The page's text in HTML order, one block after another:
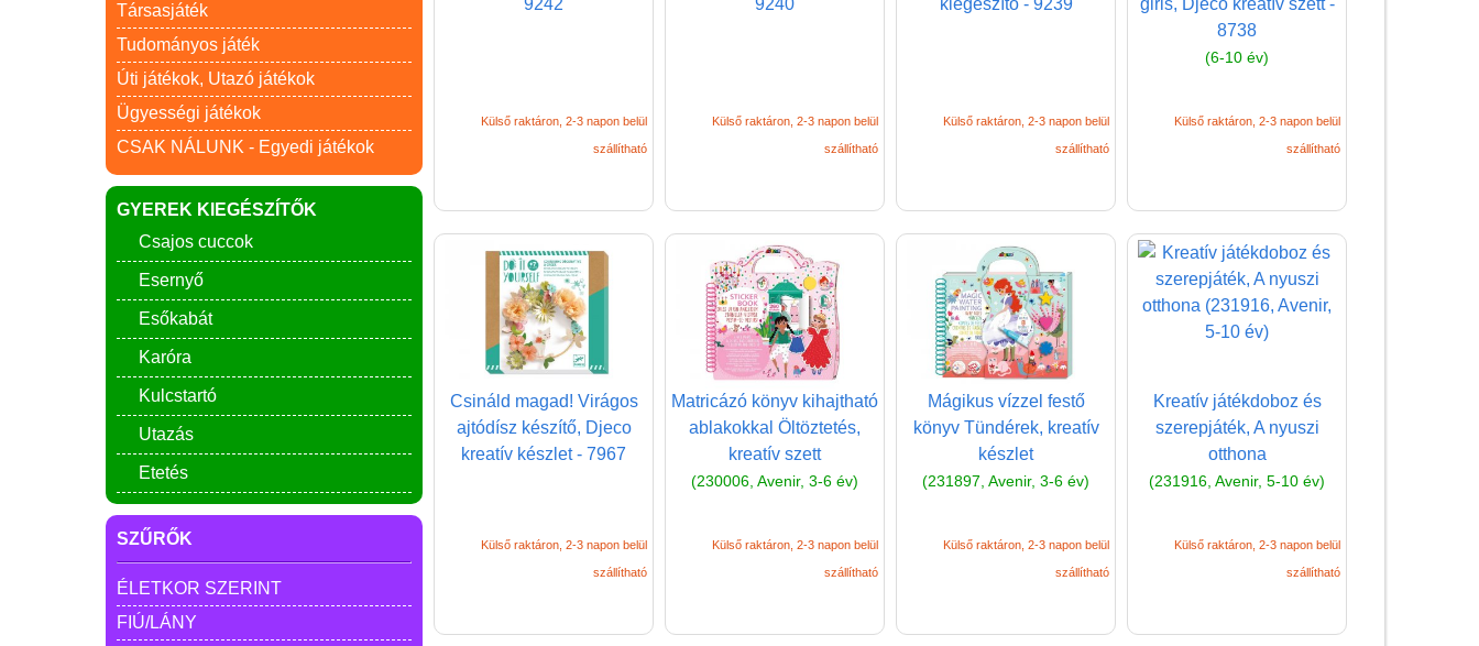
Társasjáték
Tudományos játék
Úti játékok, Utazó játékok
Ügyességi játékok
CSAK NÁLUNK - Egyedi játékok
GYEREK KIEGÉSZÍTŐK
Csajos cuccok
Esernyő
Esőkabát
Karóra
Kulcstartó
Utazás
Etetés
SZŰRŐK
ÉLETKOR SZERINT
FIÚ/LÁNY
9242
Külső raktáron, 2-3 napon belül
szállítható
9240
Külső raktáron, 2-3 napon belül
szállítható
kiegészítő - 9239
Külső raktáron, 2-3 napon belül
szállítható
girls, Djeco kreatív szett -
8738
(6-10 év)
Külső raktáron, 2-3 napon belül
szállítható
Csináld magad! Virágos
ajtódísz készítő, Djeco
kreatív készlet - 7967
Külső raktáron, 2-3 napon belül
szállítható
Matricázó könyv kihajtható
ablakokkal Öltöztetés,
kreatív szett
(230006, Avenir, 3-6 év)
Külső raktáron, 2-3 napon belül
szállítható
Mágikus vízzel festő
könyv Tündérek, kreatív
készlet
(231897, Avenir, 3-6 év)
Külső raktáron, 2-3 napon belül
szállítható
Kreatív játékdoboz és
szerepjáték, A nyuszi
otthona
(231916, Avenir, 5-10 év)
Külső raktáron, 2-3 napon belül
szállítható
Vélemények
ÁSZF
Szállítási költség 1490 Ft-tól,
5%-os törzsvásárlói
kedvezmény